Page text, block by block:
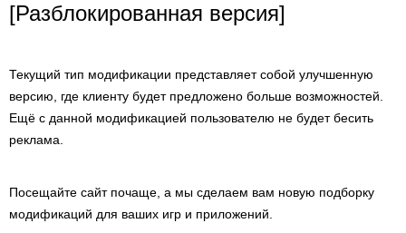
[Разблокированная версия]
Текущий тип модификации представляет собой улучшенную
версию, где клиенту будет предложено больше возможностей.
Ещё с данной модификацией пользователю не будет бесить
реклама.
Посещайте сайт почаще, а мы сделаем вам новую подборку
модификаций для ваших игр и приложений.